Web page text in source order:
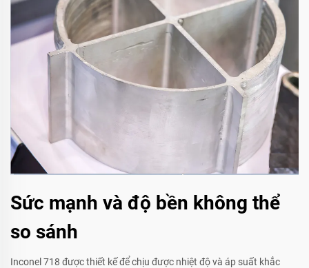
Sức mạnh và độ bền không thể
so sánh
Inconel 718 được thiết kế để chịu được nhiệt độ và áp suất khắc